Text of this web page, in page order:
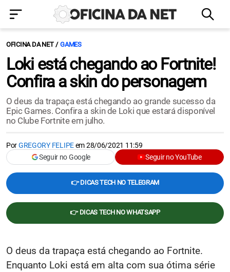
OFICINA DA NET GAMES
Loki está chegando ao Fortnite!
Confira a skin do personagem
O deus da trapaça está chegando ao grande sucesso da
Epic Games. Confira a skin de Loki que estará disponível
no Clube Fortnite em julho.
PorGREGORY FELIPEem28/06/2021 11:59
Seguir no Google
Seguir no YouTube
👉 DICAS TECH NO TELEGRAM
👉 DICAS TECH NO WHATSAPP
O deus da trapaça está chegando ao Fortnite.
Enquanto Loki está em alta com sua ótima série